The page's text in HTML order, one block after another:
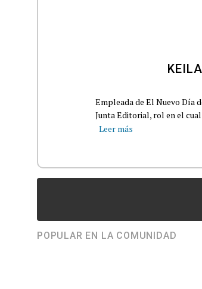
Empleada de El Nuevo Día
Junta Editorial, rol en el
Leer más
POPULAR EN LA COMUNIDAD